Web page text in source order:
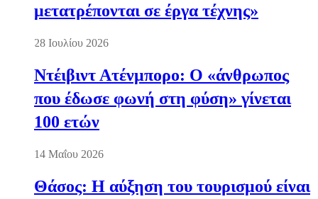
μετατρέπονται σε έργα τέχνης»
28 Ιουλίου 2026
Ντέιβιντ Ατένμπορο: Ο «άνθρωπος
που έδωσε φωνή στη φύση» γίνεται
100 ετών
14 Μαΐου 2026
Θάσος: Η αύξηση του τουρισμού είναι